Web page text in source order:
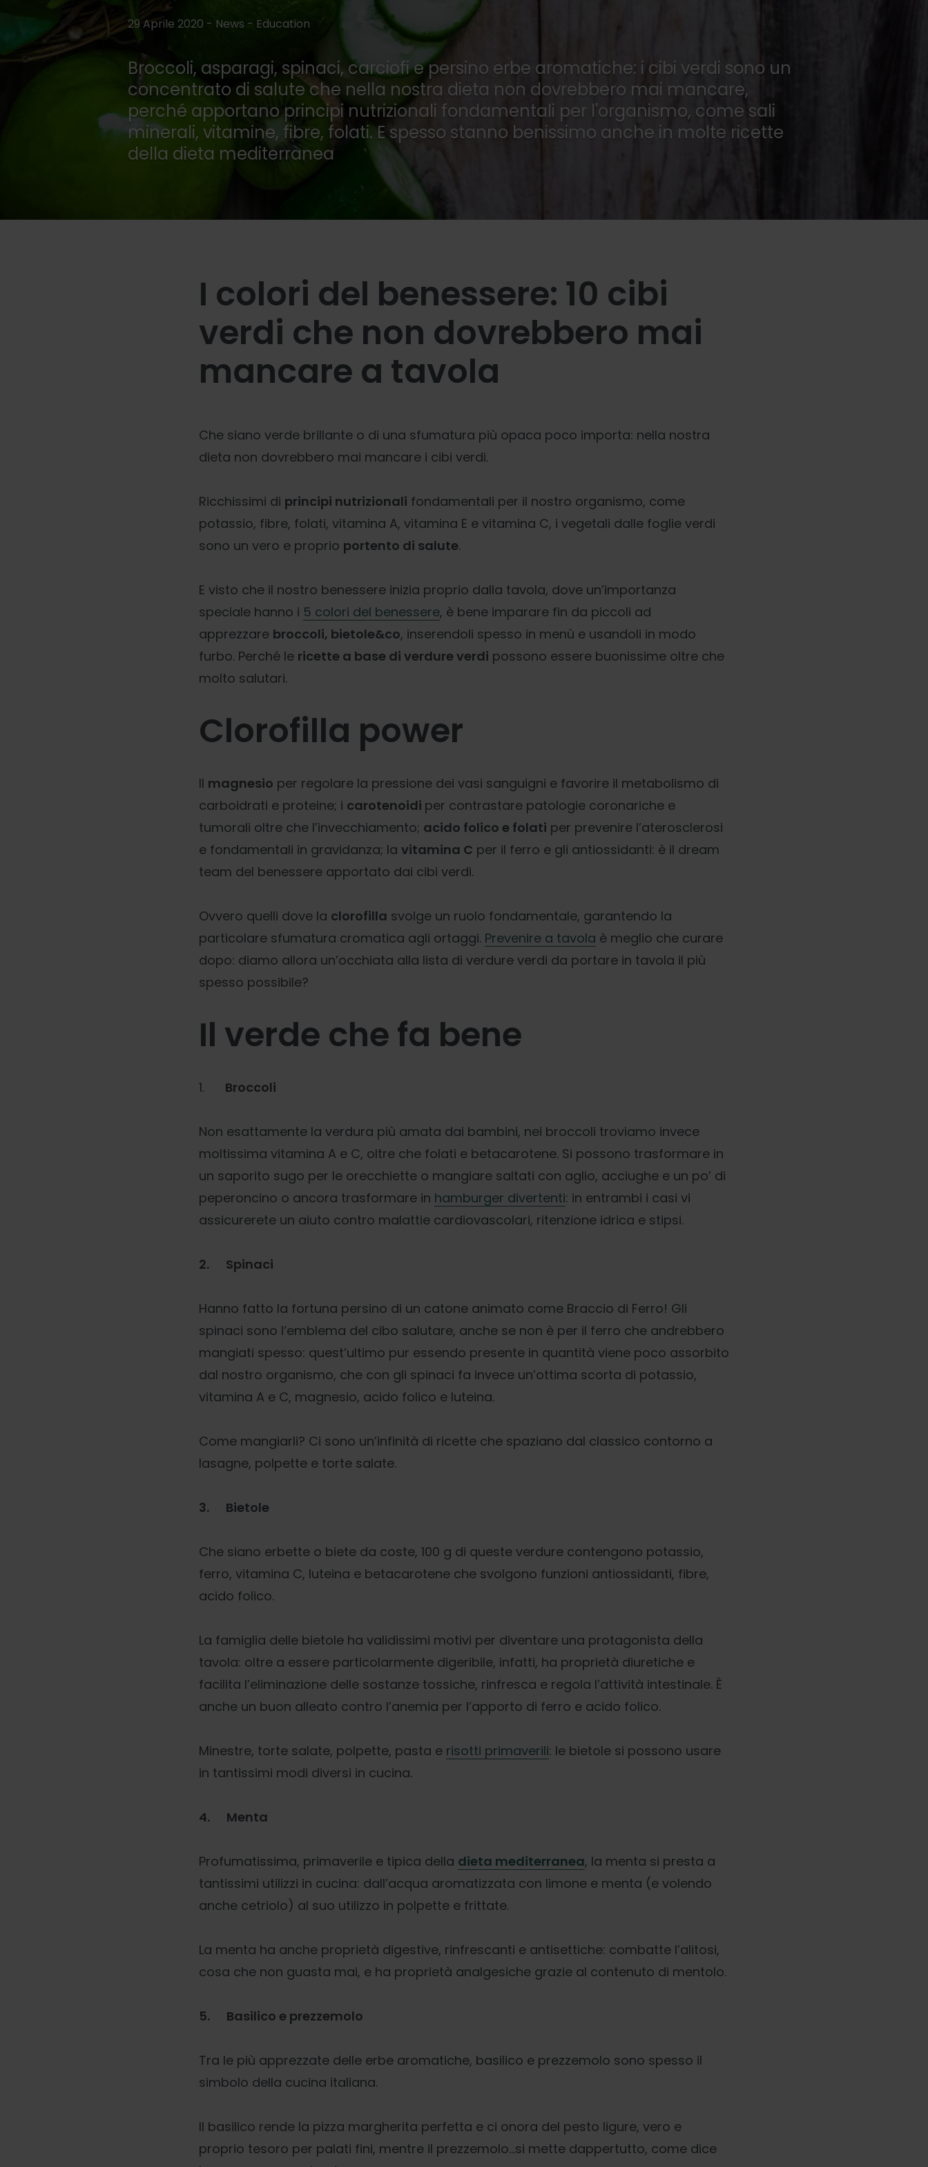
29 Aprile 2020 - News - Education
Broccoli, asparagi, spinaci, carciofi e persino erbe aromatiche: i cibi verdi sono un
concentrato di salute che nella nostra dieta non dovrebbero mai mancare,
perché apportano principi nutrizionali fondamentali per l'organismo, come sali
minerali, vitamine, fibre, folati. E spesso stanno benissimo anche in molte ricette
della dieta mediterranea
I colori del benessere: 10 cibi
verdi che non dovrebbero mai
mancare a tavola
Che siano verde brillante o di una sfumatura più opaca poco importa: nella nostra
dieta non dovrebbero mai mancare i cibi verdi.
Ricchissimi di principi nutrizionali fondamentali per il nostro organismo, come
potassio, fibre, folati, vitamina A, vitamina E e vitamina C, i vegetali dalle foglie verdi
sono un vero e proprio portento di salute.
E visto che il nostro benessere inizia proprio dalla tavola, dove un’importanza
speciale hanno i 5 colori del benessere, è bene imparare fin da piccoli ad
apprezzare broccoli, bietole&co, inserendoli spesso in menù e usandoli in modo
furbo. Perché le ricette a base di verdure verdi possono essere buonissime oltre che
molto salutari.
Clorofilla power
Il magnesio per regolare la pressione dei vasi sanguigni e favorire il metabolismo di
carboidrati e proteine; i carotenoidi per contrastare patologie coronariche e
tumorali oltre che l’invecchiamento; acido folico e folati per prevenire l’aterosclerosi
e fondamentali in gravidanza; la vitamina C per il ferro e gli antiossidanti: è il dream
team del benessere apportato dai cibi verdi.
Ovvero quelli dove la clorofilla svolge un ruolo fondamentale, garantendo la
particolare sfumatura cromatica agli ortaggi. Prevenire a tavola è meglio che curare
dopo: diamo allora un’occhiata alla lista di verdure verdi da portare in tavola il più
spesso possibile?
Il verde che fa bene
1. Broccoli
Non esattamente la verdura più amata dai bambini, nei broccoli troviamo invece
moltissima vitamina A e C, oltre che folati e betacarotene. Si possono trasformare in
un saporito sugo per le orecchiette o mangiare saltati con aglio, acciughe e un po’ di
peperoncino o ancora trasformare in hamburger divertenti: in entrambi i casi vi
assicurerete un aiuto contro malattie cardiovascolari, ritenzione idrica e stipsi.
2. Spinaci
Hanno fatto la fortuna persino di un catone animato come Braccio di Ferro! Gli
spinaci sono l’emblema del cibo salutare, anche se non è per il ferro che andrebbero
mangiati spesso: quest’ultimo pur essendo presente in quantità viene poco assorbito
dal nostro organismo, che con gli spinaci fa invece un’ottima scorta di potassio,
vitamina A e C, magnesio, acido folico e luteina.
Come mangiarli? Ci sono un’infinità di ricette che spaziano dal classico contorno a
lasagne, polpette e torte salate.
3. Bietole
Che siano erbette o biete da coste, 100 g di queste verdure contengono potassio,
ferro, vitamina C, luteina e betacarotene che svolgono funzioni antiossidanti, fibre,
acido folico.
La famiglia delle bietole ha validissimi motivi per diventare una protagonista della
tavola: oltre a essere particolarmente digeribile, infatti, ha proprietà diuretiche e
facilita l’eliminazione delle sostanze tossiche, rinfresca e regola l’attività intestinale. È
anche un buon alleato contro l’anemia per l’apporto di ferro e acido folico.
Minestre, torte salate, polpette, pasta e risotti primaverili: le bietole si possono usare
in tantissimi modi diversi in cucina.
4. Menta
Profumatissima, primaverile e tipica della dieta mediterranea, la menta si presta a
tantissimi utilizzi in cucina: dall’acqua aromatizzata con limone e menta (e volendo
anche cetriolo) al suo utilizzo in polpette e frittate.
La menta ha anche proprietà digestive, rinfrescanti e antisettiche: combatte l’alitosi,
cosa che non guasta mai, e ha proprietà analgesiche grazie al contenuto di mentolo.
5. Basilico e prezzemolo
Tra le più apprezzate delle erbe aromatiche, basilico e prezzemolo sono spesso il
simbolo della cucina italiana.
Il basilico rende la pizza margherita perfetta e ci onora del pesto ligure, vero e
proprio tesoro per palati fini, mentre il prezzemolo…si mette dappertutto, come dice